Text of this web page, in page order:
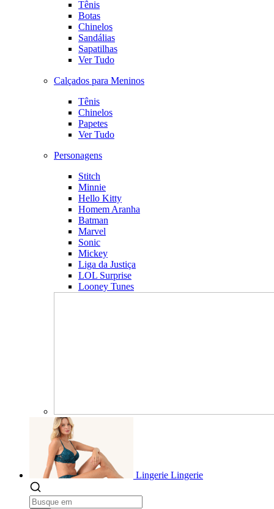
Tênis
Botas
Chinelos
Sandálias
Sapatilhas
Ver Tudo
Calçados para Meninos
Tênis
Chinelos
Papetes
Ver Tudo
Personagens
Stitch
Minnie
Hello Kitty
Homem Aranha
Batman
Marvel
Sonic
Mickey
Liga da Justiça
LOL Surprise
Looney Tunes
Lingerie Lingerie